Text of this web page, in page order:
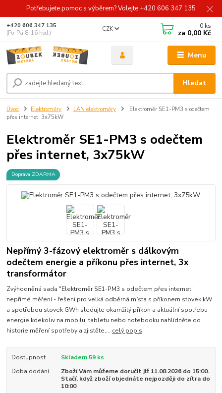
Potřebujete pomoc s výběrem? Volejte +420 606 347 135
Menu
CZK
Hledat
+420 606 347 135
(Po-Pá 8-16 hod.)
0 ks
za 0,00 Kč
Úvod Elektroměry LAN elektroměry
Elektroměr SE1-PM3 s odečtem
přes internet, 3x75kW
Elektroměr SE1-PM3 s odečtem
přes internet, 3x75kW
Doprava ZDARMA
Nepřímý 3-fázový elektroměr s dálkovým
odečtem energie a příkonu přes internet, 3x
transformátor
Zvýhodněná sada "Elektroměr SE1-PM3 s odečtem přes internet"
nepřímé měření - řešení pro velká odběrná místa s příkonem stovek kW
a spotřebou stovek GWh sledujte okamžitý příkon a aktuální spotřebu
energie kdekoliv na mobilu, tabletu nebo notebooku nahlídněte do
historie měření spotřeby a zjistěte,... celý popis
Dostupnost
Skladem 59 ks
Doba dodání
Zboží Vám můžeme doručit již 11.08.2026 do 15:00.
Stačí, když zboží objednáte nejpozději do zítra do
10:00